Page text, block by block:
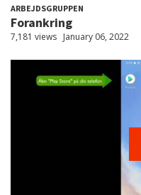
ARBEJDSGRUPPEN
Forankring
7,181 views January 06, 2022